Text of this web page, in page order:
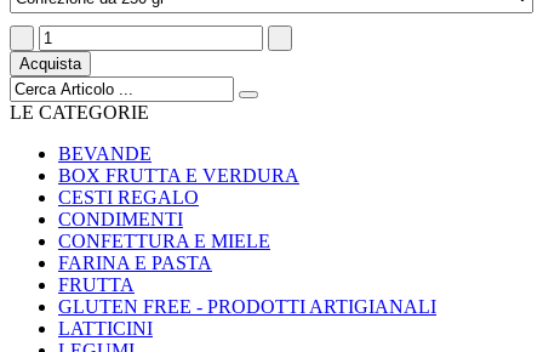
Acquista
LE CATEGORIE
BEVANDE
BOX FRUTTA E VERDURA
CESTI REGALO
CONDIMENTI
CONFETTURA E MIELE
FARINA E PASTA
FRUTTA
GLUTEN FREE - PRODOTTI ARTIGIANALI
LATTICINI